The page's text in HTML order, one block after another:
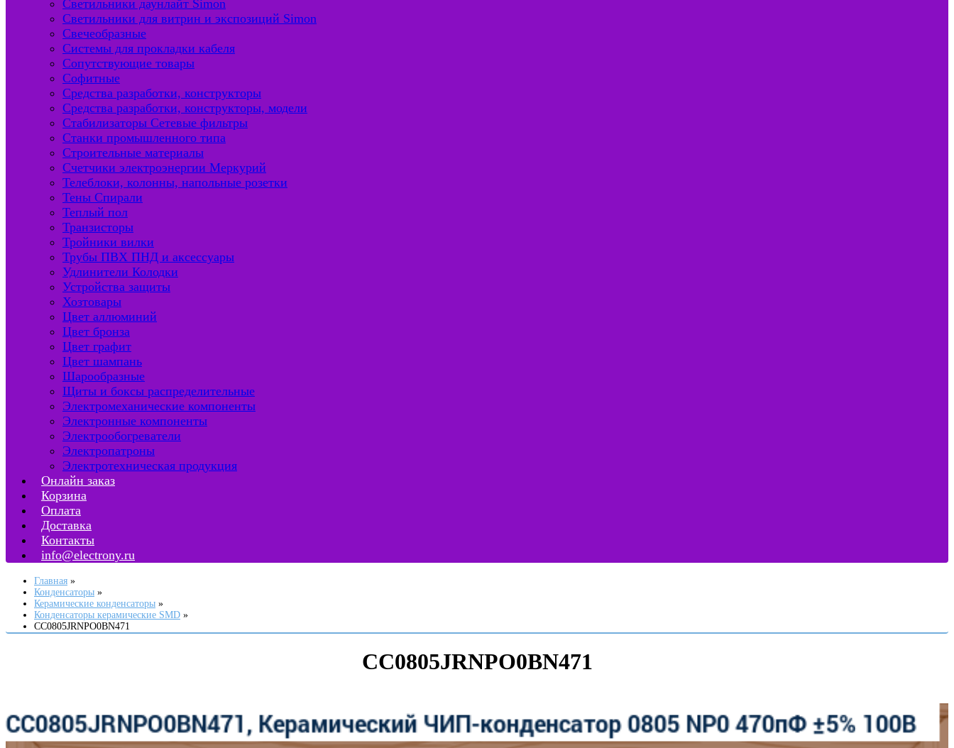
Светильники даунлайт Simon
Светильники для витрин и экспозиций Simon
Свечеобразные
Системы для прокладки кабеля
Сопутствующие товары
Софитные
Средства разработки, конструкторы
Средства разработки, конструкторы, модели
Стабилизаторы Сетевые фильтры
Станки промышленного типа
Строительные материалы
Счетчики электроэнергии Меркурий
Телеблоки, колонны, напольные розетки
Тены Спирали
Теплый пол
Транзисторы
Тройники вилки
Трубы ПВХ ПНД и аксессуары
Удлинители Колодки
Устройства защиты
Хозтовары
Цвет аллюминий
Цвет бронза
Цвет графит
Цвет шампань
Шарообразные
Щиты и боксы распределительные
Электромеханические компоненты
Электронные компоненты
Электрообогреватели
Электропатроны
Электротехническая продукция
Онлайн заказ
Корзина
Оплата
Доставка
Контакты
info@electrony.ru
Главная
Конденсаторы
Керамические конденсаторы
Конденсаторы керамические SMD
CC0805JRNPO0BN471
CC0805JRNPO0BN471